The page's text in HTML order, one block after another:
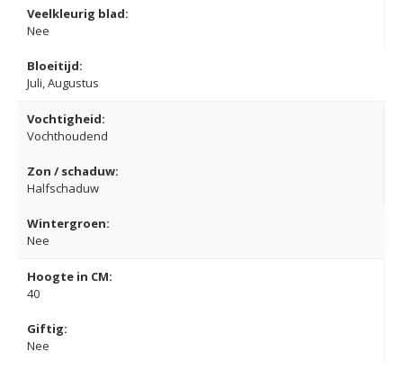
Veelkleurig blad:
Nee
Bloeitijd:
Juli, Augustus
Vochtigheid:
Vochthoudend
Zon / schaduw:
Halfschaduw
Wintergroen:
Nee
Hoogte in CM:
40
Giftig:
Nee